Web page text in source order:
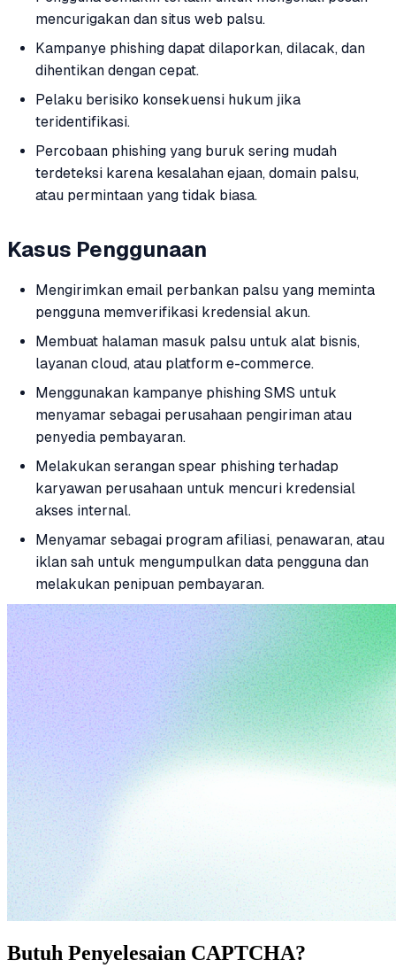
mencurigakan dan situs web palsu.
Kampanye phishing dapat dilaporkan, dilacak, dan
dihentikan dengan cepat.
Pelaku berisiko konsekuensi hukum jika
teridentifikasi.
Percobaan phishing yang buruk sering mudah
terdeteksi karena kesalahan ejaan, domain palsu,
atau permintaan yang tidak biasa.
Kasus Penggunaan
Mengirimkan email perbankan palsu yang meminta
pengguna memverifikasi kredensial akun.
Membuat halaman masuk palsu untuk alat bisnis,
layanan cloud, atau platform e-commerce.
Menggunakan kampanye phishing SMS untuk
menyamar sebagai perusahaan pengiriman atau
penyedia pembayaran.
Melakukan serangan spear phishing terhadap
karyawan perusahaan untuk mencuri kredensial
akses internal.
Menyamar sebagai program afiliasi, penawaran, atau
iklan sah untuk mengumpulkan data pengguna dan
melakukan penipuan pembayaran.
Butuh Penyelesaian CAPTCHA?